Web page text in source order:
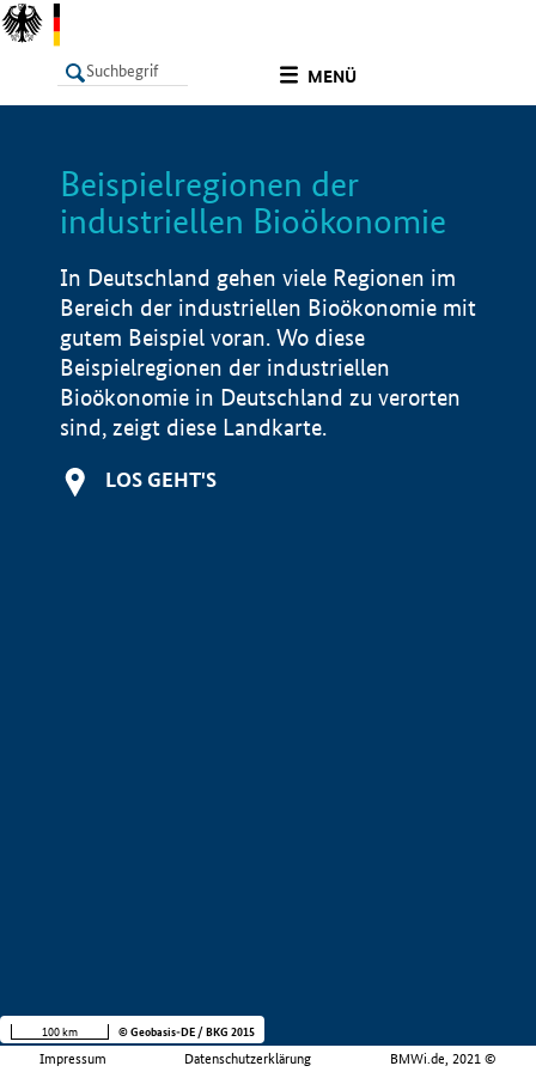
MENÜ
LISTE
Beispielregionen der
industriellen Bioökonomie
In Deutschland gehen viele Regionen im
Bereich der industriellen Bioökonomie mit
gutem Beispiel voran. Wo diese
Beispielregionen der industriellen
Bioökonomie in Deutschland zu verorten
sind, zeigt diese Landkarte.
LOS GEHT'S
Impressum Datenschutzerklärung BMWi.de, 2021 ©
100 km © Geobasis-DE / BKG 2015